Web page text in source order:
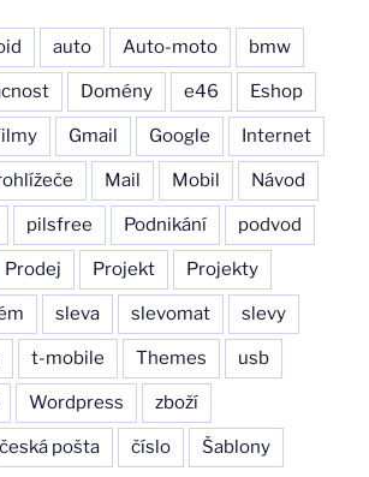
auto Auto-moto bmw
Domény e46 Eshop
Gmail Google Internet
Mail Mobil Návod
pilsfree Podnikání podvod
Prodej Projekt Projekty
sleva slevomat slevy
t-mobile Themes usb
Wordpress zboží
česká pošta číslo Šablony